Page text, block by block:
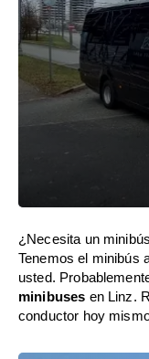
¿Necesita un
Tenemos el minibús
usted.
minibuses en Linz.
conductor hoy